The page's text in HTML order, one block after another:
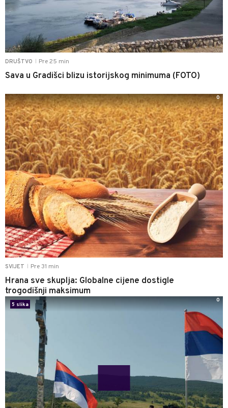
DRUŠTVO Pre 25 min
Sava u Gradišci blizu istorijskog minimuma (FOTO)
SVIJET Pre 31 min
Hrana sve skuplja: Globalne cijene dostigle
trogodišnji maksimum
0
5 slika
0